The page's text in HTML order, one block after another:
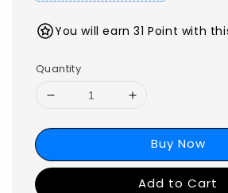
You will earn 31 Point with
Quantity
Buy Now
Add to Cart